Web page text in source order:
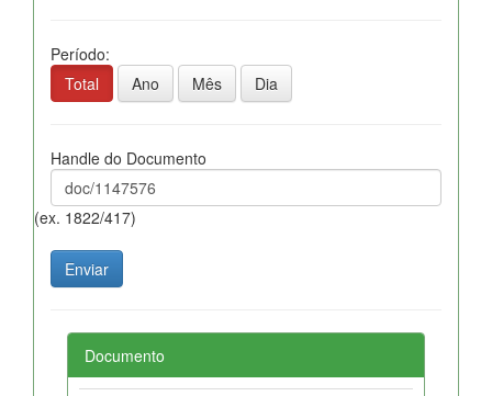
Período:
Total
Ano Mês Dia
Handle do Documento
(ex. 1822/417)
Documento